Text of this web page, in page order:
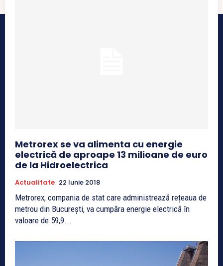
Metrorex se va alimenta cu energie
electrică de aproape 13 milioane de euro
de la Hidroelectrica
Actualitate 22 Iunie 2018
Metrorex, compania de stat care administrează rețeaua de
metrou din București, va cumpăra energie electrică în
valoare de 59,9...